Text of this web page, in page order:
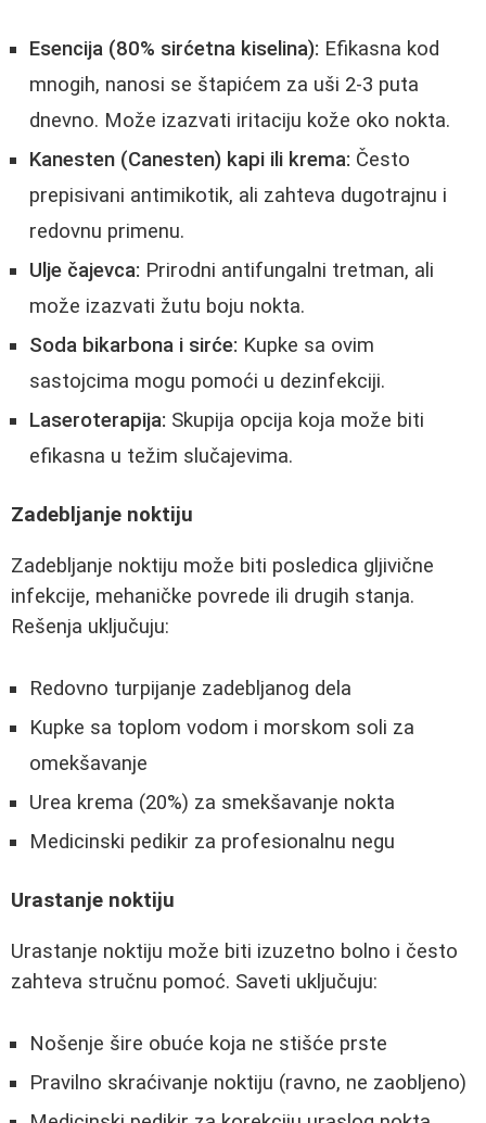
Esencija (80% sirćetna kiselina): Efikasna kod
mnogih, nanosi se štapićem za uši 2-3 puta
dnevno. Može izazvati iritaciju kože oko nokta.
Kanesten (Canesten) kapi ili krema: Često
prepisivani antimikotik, ali zahteva dugotrajnu i
redovnu primenu.
Ulje čajevca: Prirodni antifungalni tretman, ali
može izazvati žutu boju nokta.
Soda bikarbona i sirće: Kupke sa ovim
sastojcima mogu pomoći u dezinfekciji.
Laseroterapija: Skupija opcija koja može biti
efikasna u težim slučajevima.
Zadebljanje noktiju
Zadebljanje noktiju može biti posledica gljivične
infekcije, mehaničke povrede ili drugih stanja.
Rešenja uključuju:
Redovno turpijanje zadebljanog dela
Kupke sa toplom vodom i morskom soli za
omekšavanje
Urea krema (20%) za smekšavanje nokta
Medicinski pedikir za profesionalnu negu
Urastanje noktiju
Urastanje noktiju može biti izuzetno bolno i često
zahteva stručnu pomoć. Saveti uključuju:
Nošenje šire obuće koja ne stišće prste
Pravilno skraćivanje noktiju (ravno, ne zaobljeno)